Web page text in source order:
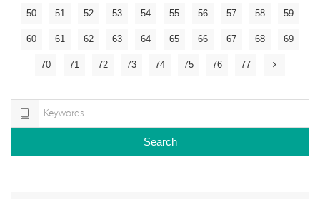
50 51 52 53 54 55 56 57 58 59
60 61 62 63 64 65 66 67 68 69
70 71 72 73 74 75 76 77
Search